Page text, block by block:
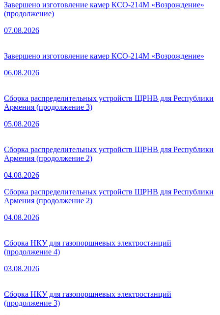
Завершено изготовление камер КСО-214М «Возрождение»
(продолжение)
07.08.2026
Завершено изготовление камер КСО-214М «Возрождение»
06.08.2026
Сборка распределительных устройств ЩРНВ для Республики
Армения (продолжение 3)
05.08.2026
Сборка распределительных устройств ЩРНВ для Республики
Армения (продолжение 2)
04.08.2026
Сборка распределительных устройств ЩРНВ для Республики
Армения (продолжение 2)
04.08.2026
Сборка НКУ для газопоршневых электростанций
(продолжение 4)
03.08.2026
Сборка НКУ для газопоршневых электростанций
(продолжение 3)